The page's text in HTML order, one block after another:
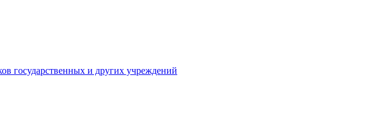
государственных и других учреждений